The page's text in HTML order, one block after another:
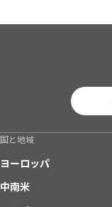
国と地域
ヨーロッパ
中南米